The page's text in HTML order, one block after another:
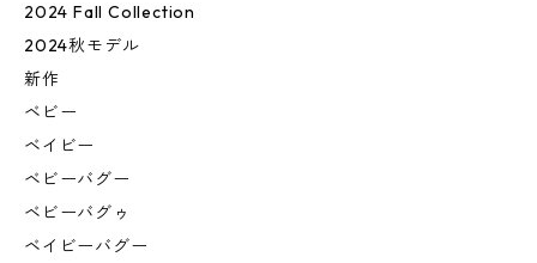
2024 Fall Collection
2024秋モデル
新作
ベビー
ベイビー
ベビーバグー
ベビーバグゥ
ベイビーバグー